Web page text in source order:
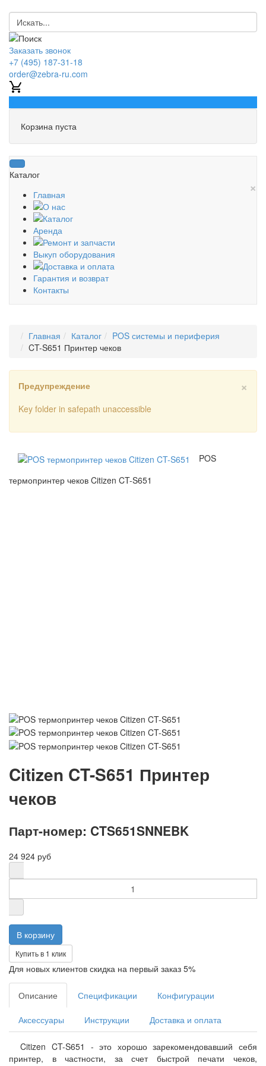
Заказать звонок
+7 (495) 187-31-18
order@zebra-ru.com
Корзина пуста
Каталог
×
Главная
О нас
Каталог
Аренда
Ремонт и запчасти
Выкуп оборудования
Доставка и оплата
Гарантия и возврат
Контакты
Главная Каталог
POS системы и периферия
CT-S651 Принтер чеков
×
Предупреждение
Key folder in safepath unaccessible
POS
термопринтер чеков Citizen CT-S651
Citizen CT-S651 Принтер
чеков
Парт-номер: CTS651SNNEBK
24 924 руб
Купить в 1 клик
Для новых клиентов скидка на первый заказ 5%
Описание Спецификации Конфигурации
Аксессуары Инструкции Доставка и оплата
Citizen CT-S651 - это хорошо зарекомендовавший себя
принтер, в частности, за счет быстрой печати чеков,